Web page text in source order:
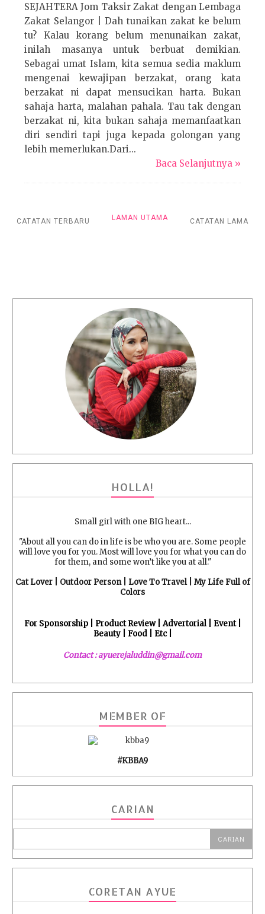
SEJAHTERA Jom Taksir Zakat dengan Lembaga
Zakat Selangor | Dah tunaikan zakat ke belum
tu? Kalau korang belum menunaikan zakat,
inilah masanya untuk berbuat demikian.
Sebagai umat Islam, kita semua sedia maklum
mengenai kewajipan berzakat, orang kata
berzakat ni dapat mensucikan harta. Bukan
sahaja harta, malahan pahala. Tau tak dengan
berzakat ni, kita bukan sahaja memanfaatkan
diri sendiri tapi juga kepada golongan yang
lebih memerlukan.Dari...
Baca Selanjutnya »
CATATAN TERBARU CATATAN LAMA
LAMAN UTAMA
HOLLA!
Small girl with one BIG heart...
"About all you can do in life is be who you are. Some people
will love you for you. Most will love you for what you can do
for them, and some won’t like you at all."
Cat Lover | Outdoor Person | Love To Travel | My Life Full of
Colors
For Sponsorship | Product Review | Advertorial | Event |
Beauty | Food | Etc |
Contact : ayuerejaluddin@gmail.com
MEMBER OF
#KBBA9
CARIAN
CORETAN AYUE